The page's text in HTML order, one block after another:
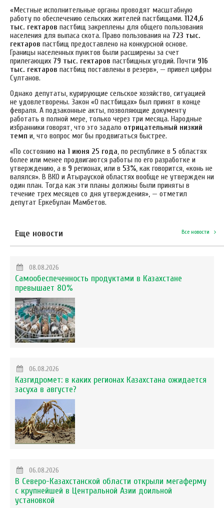
«Местные исполнительные органы проводят масштабную
работу по обеспечению сельских жителей пастбищами. 1124,6
тыс. гектаров пастбищ закреплены для общего пользования
населения для выпаса скота. Право пользования на 723 тыс.
гектаров пастбищ предоставлено на конкурсной основе.
Границы населенных пунктов были расширены за счет
прилегающих 79 тыс. гектаров пастбищных угодий. Почти 916
тыс. гектаров пастбищ поставлены в резерв», — привел цифры
Султанов.
Однако депутаты, курирующие сельское хозяйство, ситуацией
не удовлетворены. Закон «О пастбищах» был принят в конце
февраля. А подзаконные акты, позволяющие документу
работать в полной мере, только через три месяца. Народные
избранники говорят, что это задало отрицательный низкий
темп и, что вопрос мог бы продвигаться быстрее.
«По состоянию на 1 июня 25 года, по республике в 5 областях
более или менее продвигаются работы по его разработке и
утверждению, а в 9 регионах, или в 53%, как говорится, «конь не
валялся». В ВКО и Атырауской областях вообще не утвержден ни
один план. Тогда как эти планы должны были приняты в
течение трех месяцев со дня утверждения», — отметил
депутат Еркебулан Мамбетов.
Еще новости Все новости
08.08.2026
Самообеспеченность продуктами в Казахстане
превышает 80%
06.08.2026
Казгидромет: в каких регионах Казахстана ожидается
засуха в августе?
06.08.2026
В Северо-Казахстанской области открыли мегаферму
с крупнейшей в Центральной Азии доильной
установкой